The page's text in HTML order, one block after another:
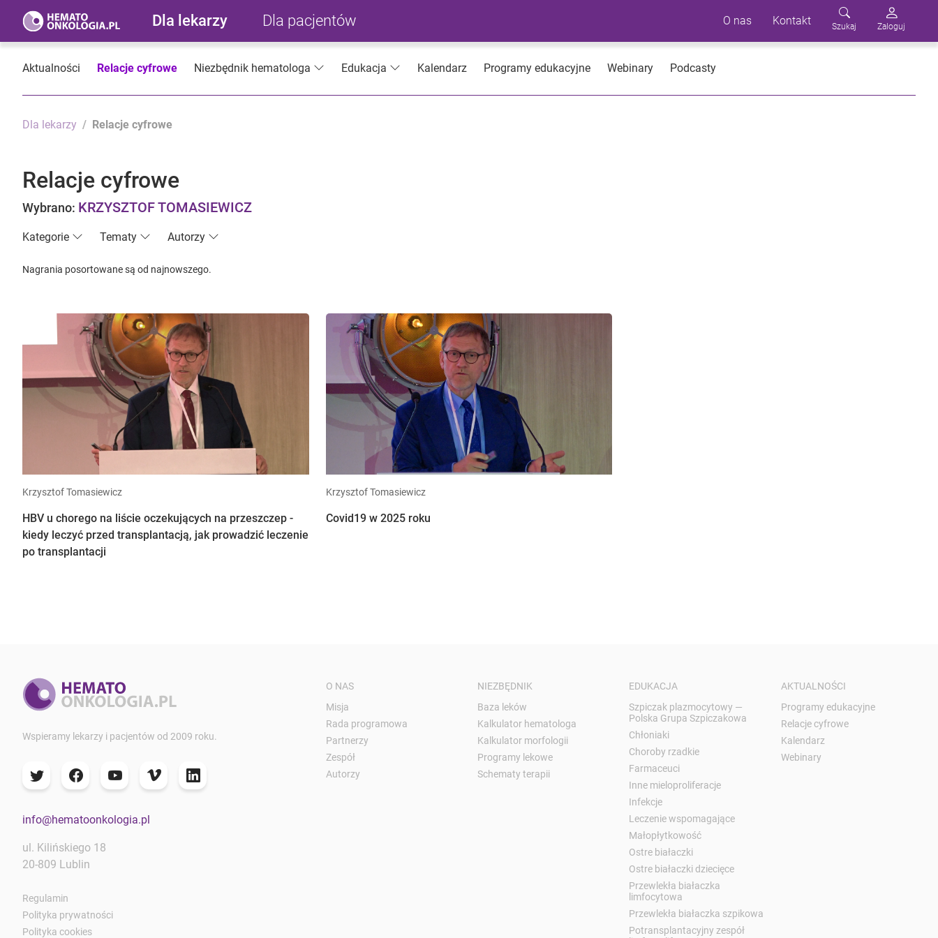
Dla lekarzy Dla pacjentów O nas Kontakt Szukaj Zaloguj
Aktualności Relacje cyfrowe Niezbędnik hematologa Edukacja Kalendarz Programy edukacyjne Webinary Podcasty
Dla lekarzy Relacje cyfrowe
Relacje cyfrowe
Wybrano: KRZYSZTOF TOMASIEWICZ
Kategorie Tematy Autorzy
Nagrania posortowane są od najnowszego.
Krzysztof Tomasiewicz
HBV u chorego na liście oczekujących na przeszczep -
kiedy leczyć przed transplantacją, jak prowadzić leczenie
po transplantacji
Krzysztof Tomasiewicz
Covid19 w 2025 roku
Wspieramy lekarzy i pacjentów od 2009 roku.
info@hematoonkologia.pl
ul. Kilińskiego 18
20-809 Lublin
Regulamin
Polityka prywatności
Polityka cookies
O NAS
Misja
Rada programowa
Partnerzy
Zespół
Autorzy
NIEZBĘDNIK
Baza leków
Kalkulator hematologa
Kalkulator morfologii
Programy lekowe
Schematy terapii
EDUKACJA
Szpiczak plazmocytowy —
Polska Grupa Szpiczakowa
Chłoniaki
Choroby rzadkie
Farmaceuci
Inne mieloproliferacje
Infekcje
Leczenie wspomagające
Małopłytkowość
Ostre białaczki
Ostre białaczki dziecięce
Przewlekła białaczka
limfocytowa
Przewlekła białaczka szpikowa
Potransplantacyjny zespół
AKTUALNOŚCI
Programy edukacyjne
Relacje cyfrowe
Kalendarz
Webinary